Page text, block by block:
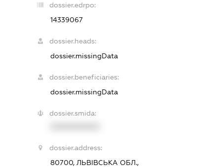
dossier.edrpo:
14339067
dossier.heads:
dossier.missingData
dossier.beneficiaries:
dossier.missingData
dossier.smida:
dossier.address:
80700, ЛЬВІВСЬКА ОБЛ.,